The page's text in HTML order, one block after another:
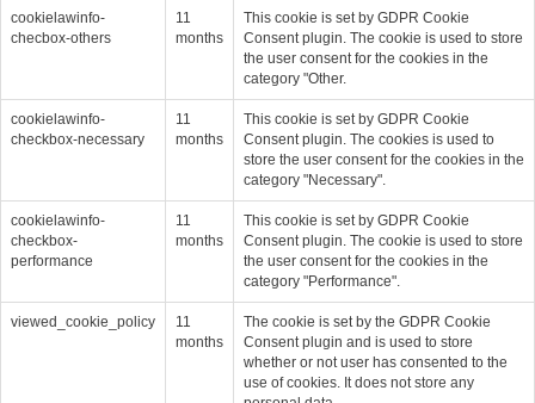
cookielawinfo-
checbox-others
11
months
This cookie is set by GDPR Cookie
Consent plugin. The cookie is used to store
the user consent for the cookies in the
category "Other.
cookielawinfo-
checkbox-necessary
11
months
This cookie is set by GDPR Cookie
Consent plugin. The cookies is used to
store the user consent for the cookies in the
category "Necessary".
cookielawinfo-
checkbox-
performance
11
months
This cookie is set by GDPR Cookie
Consent plugin. The cookie is used to store
the user consent for the cookies in the
category "Performance".
viewed_cookie_policy
11
months
The cookie is set by the GDPR Cookie
Consent plugin and is used to store
whether or not user has consented to the
use of cookies. It does not store any